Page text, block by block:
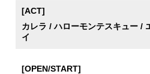
[ACT]
カレラ / ハローモンテスキュー /
イ
[OPEN/START]